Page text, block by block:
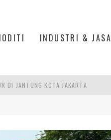
INDUSTRI & JASA
BARU JAKARTA